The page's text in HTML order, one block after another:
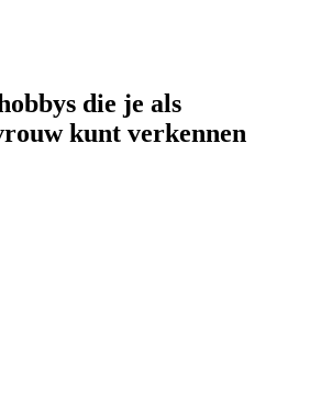
die je als
kunt verkennen